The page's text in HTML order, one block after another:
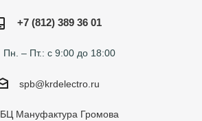
+7 (812) 389 36 01
Пн. – Пт.: с 9:00 до 18:00
spb@krdelectro.ru
БЦ Мануфактура Громова